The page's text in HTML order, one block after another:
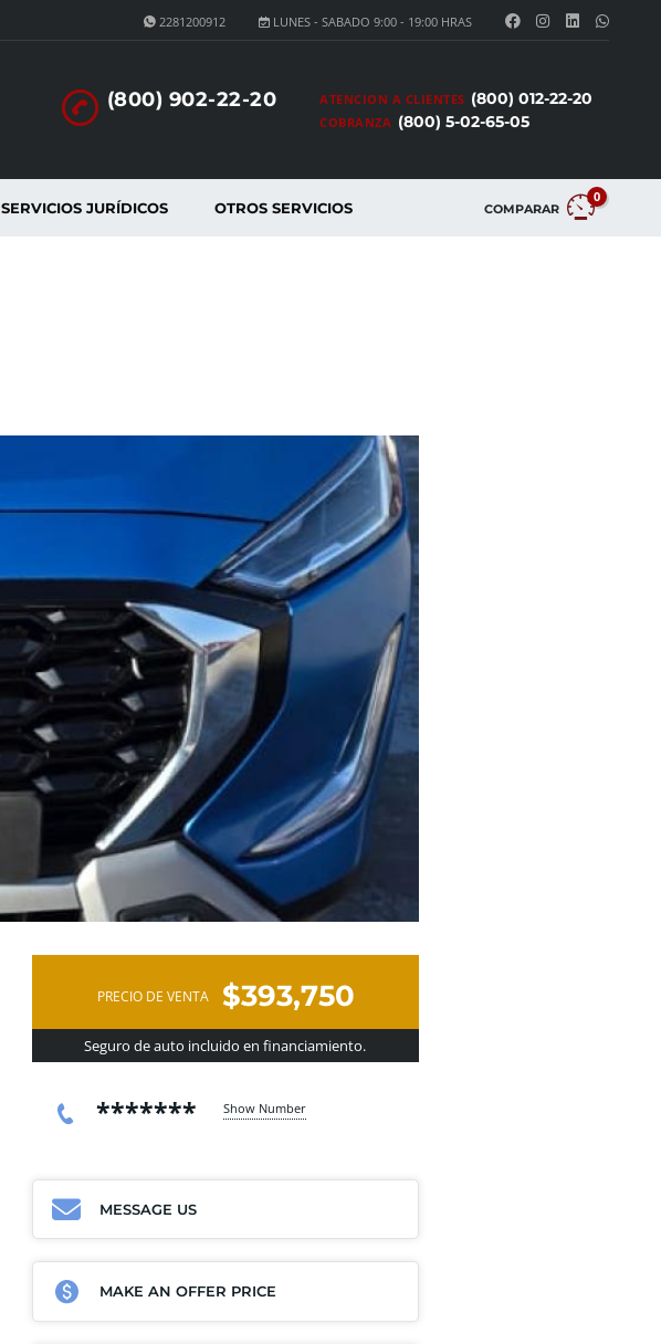
LUNES - SABADO 9:00 - 19:00 HRAS
2281200912
ATENCION A CLIENTES (800) 012-22-20
COBRANZA (800) 5-02-65-05
(800) 902-22-20
COMPARAR
0
SERVICIOS JURÍDICOS OTROS SERVICIOS
PRECIO DE VENTA $393,750
Seguro de auto incluido en financiamiento.
******* Show Number
MESSAGE US
MAKE AN OFFER PRICE